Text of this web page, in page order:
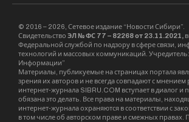
© 2016 – 2026, Сетевое издание “Новости Сибири”.
Свидетельство ЭЛ № ФС 77 – 82268 от 23.11.2021,
Федеральной службой по надзору в сфере связи,
технологий и массовых коммуникаций.
Информации”
Материалы, публикуемые на страницах портала
зрения их авторов и не всегда совпадают с
интернет-журнала SIBRU.COM вступает в диалог и
обязана это делать. Все права на материалы,
интернет-журнала охраняются в соответствии с
в том числе об авторском праве и смежных